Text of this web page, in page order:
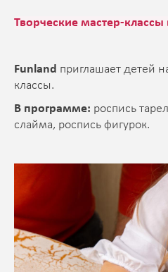
Творческие мастер-классы
Funland приглашает детей
классы.
В программе: роспись
слайма, роспись фигурок.